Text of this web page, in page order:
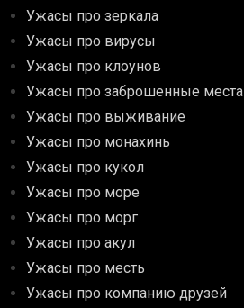
Ужасы про зеркала
Ужасы про вирусы
Ужасы про клоунов
Ужасы про заброшенные места
Ужасы про выживание
Ужасы про монахинь
Ужасы про кукол
Ужасы про море
Ужасы про морг
Ужасы про акул
Ужасы про месть
Ужасы про компанию друзей